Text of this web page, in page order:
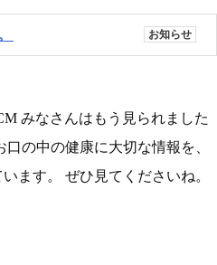
お知らせ
みなさんはもう見られました
の中の健康に大切な情報を、
ます。 ぜひ見てくださいね。